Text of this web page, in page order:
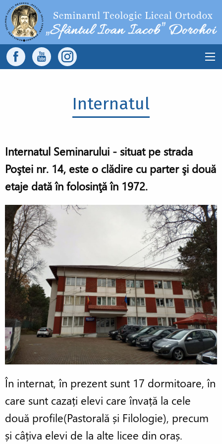
Sari la conținutul principal
Main
Internatul
Internatul Seminarului - situat pe strada
Poştei nr. 14, este o clădire cu parter şi două
etaje dată în folosinţă în 1972.
În internat, în prezent sunt 17 dormitoare, în
care sunt cazați elevi care învață la cele
două profile(Pastorală și Filologie), precum
și câțiva elevi de la alte licee din oraș.